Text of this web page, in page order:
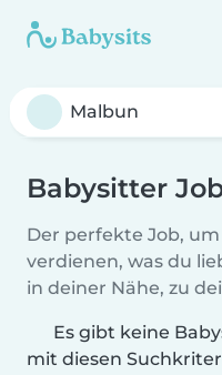
Babysitter
Der perfekte Job,
verdienen, was du
in deiner Nähe, zu
Es gibt keine
mit diesen